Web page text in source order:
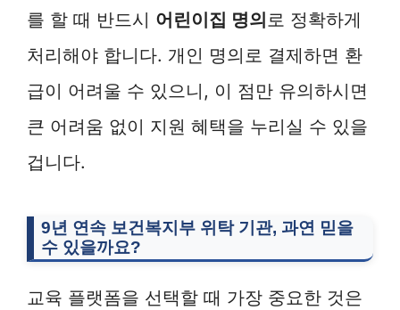
를 할 때 반드시 어린이집 명의로 정확하게
처리해야 합니다. 개인 명의로 결제하면 환
급이 어려울 수 있으니, 이 점만 유의하시면
큰 어려움 없이 지원 혜택을 누리실 수 있을
겁니다.
9년 연속 보건복지부 위탁 기관, 과연 믿을
수 있을까요?
교육 플랫폼을 선택할 때 가장 중요한 것은